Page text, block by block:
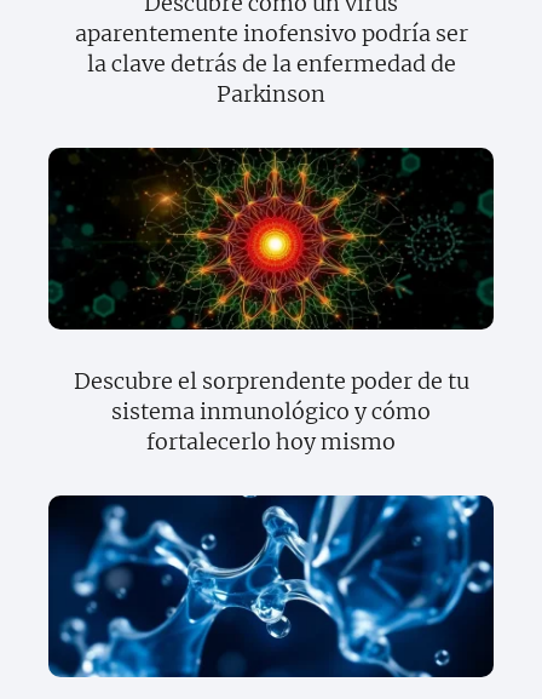
aparentemente inofensivo podría ser
la clave detrás de la enfermedad de
Parkinson
Descubre el sorprendente poder de tu
sistema inmunológico y cómo
fortalecerlo hoy mismo